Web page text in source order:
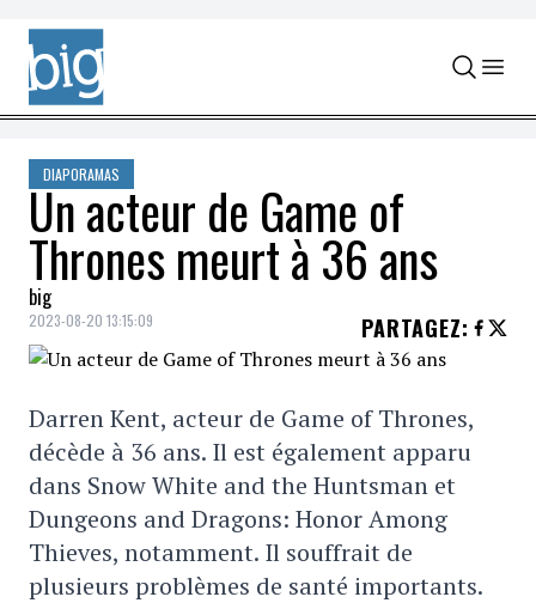
Skip to content
DIAPORAMAS
Un acteur de Game of
Thrones meurt à 36 ans
big
2023-08-20 13:15:09 PARTAGEZ:
Darren Kent, acteur de Game of Thrones,
décède à 36 ans. Il est également apparu
dans Snow White and the Huntsman et
Dungeons and Dragons: Honor Among
Thieves, notamment. Il souffrait de
plusieurs problèmes de santé importants.